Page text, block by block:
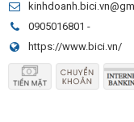
0905016801 -
https://www.bici.vn/